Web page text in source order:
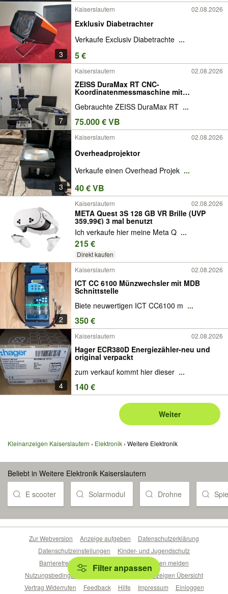
3
Kaiserslautern 02.08.2026
Exklusiv Diabetrachter
Verkaufe Exclusiv Diabetrachte ...
5 €
7
Kaiserslautern 02.08.2026
ZEISS DuraMax RT CNC-
Koordinatenmessmaschine mit
Gebrauchte ZEISS DuraMax RT ...
75.000 € VB
3
Kaiserslautern 02.08.2026
Overheadprojektor
Verkaufe einen Overhead Projek ...
40 € VB
Kaiserslautern 02.08.2026
META Quest 3S 128 GB VR Brille (UVP
359,99€) 3 mal benutzt
Ich verkaufe hier meine Meta Q ...
215 €
Direkt kaufen
2
Kaiserslautern 02.08.2026
ICT CC 6100 Münzwechsler mit MDB
Schnittstelle
Biete neuwertigen ICT CC6100 m ...
350 €
4
Kaiserslautern 02.08.2026
Hager ECR380D Energiezähler-neu und
original verpackt
zum verkauf kommt hier dieser ...
140 €
Weiter
Kleinanzeigen Kaiserslautern Elektronik Weitere Elektronik
Beliebt in Weitere Elektronik Kaiserslautern
E scooter Solarmodul Drohne
Filter anpassen
Zur Webversion Anzeige aufgeben
Datenschutzerklärung
Datenschutzeinstellungen
Kinder- und Jugendschutz
Barrierefreiheitserklärung
Sicherheitslücken melden
Nutzungsbedingungen
Beliebte Suchen
Anzeigen Übersicht
Vertrag Widerrufen
Feedback Hilfe Impressum Einloggen